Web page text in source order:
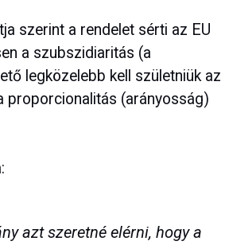
szerint a rendelet sérti az EU
a szubszidiaritás (a
legközelebb kell születniük az
proporcionalitás (arányosság)
azt szeretné elérni, hogy a